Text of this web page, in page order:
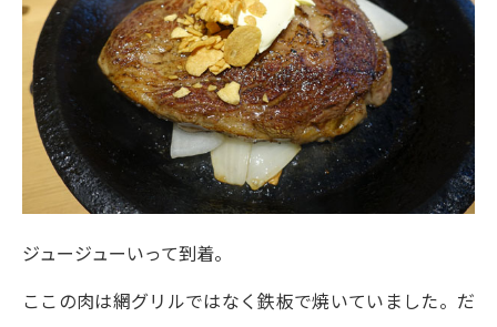
ジュージューいって到着。
ここの肉は網グリルではなく鉄板で焼いていました。だ